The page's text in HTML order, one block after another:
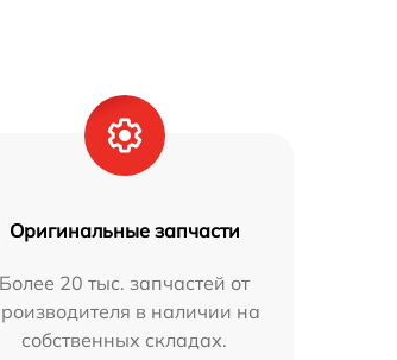
Оригинальные запчасти
Более 20 тыс. запчастей от
в наличии на
собственных складах.